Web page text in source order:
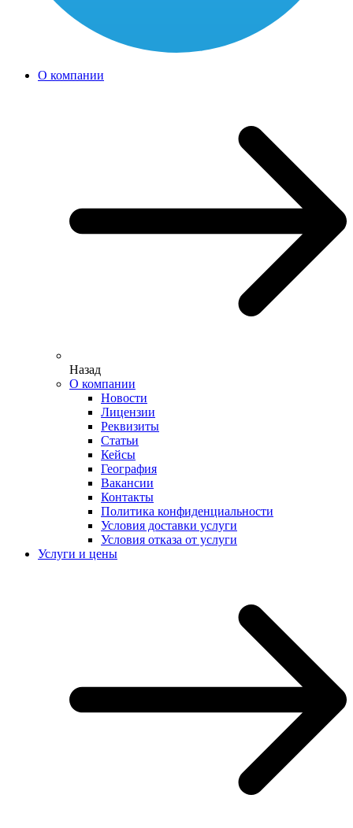
О компании
Назад
О компании
Новости
Лицензии
Реквизиты
Статьи
Кейсы
География
Вакансии
Контакты
Политика конфиденциальности
Условия доставки услуги
Условия отказа от услуги
Услуги и цены